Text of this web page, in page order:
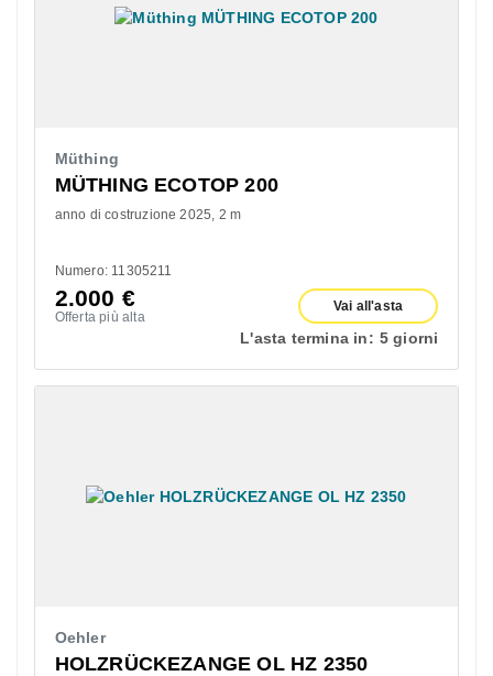
Müthing
MÜTHING ECOTOP 200
anno di costruzione 2025 2 m
Numero: 11305211
2.000 €
Offerta più alta
Vai all'asta
L'asta termina in: 5 giorni
Oehler
HOLZRÜCKEZANGE OL HZ 2350